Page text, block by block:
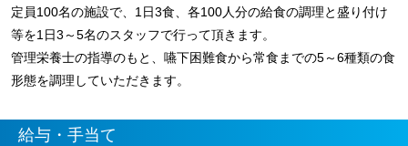
定員100名の施設で、1日3食、各100人分の給食の調理と盛り付け
等を1日3～5名のスタッフで行って頂きます。
管理栄養士の指導のもと、嚥下困難食から常食までの5～6種類の食
形態を調理していただきます。
給与・手当て